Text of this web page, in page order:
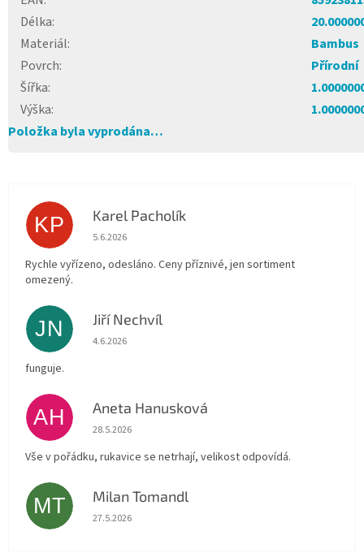
Délka:
Materiál:
Bambus
Povrch:
Přírodní
Šířka:
Výška:
Položka byla vyprodána…
KP Karel Pacholík
Hodnocení obchodu je 4 z 5 hvězdiček.
5.6.2026
Rychle vyřízeno, odesláno. Ceny příznivé, jen sortiment
omezený.
JN Jiří Nechvíl
Hodnocení obchodu je 5 z 5 hvězdiček.
4.6.2026
funguje.
AH Aneta Hanusková
Hodnocení obchodu je 5 z 5 hvězdiček.
28.5.2026
Vše v pořádku, rukavice se netrhají, velikost odpovídá.
MT Milan Tomandl
Hodnocení obchodu je 5 z 5 hvězdiček.
27.5.2026